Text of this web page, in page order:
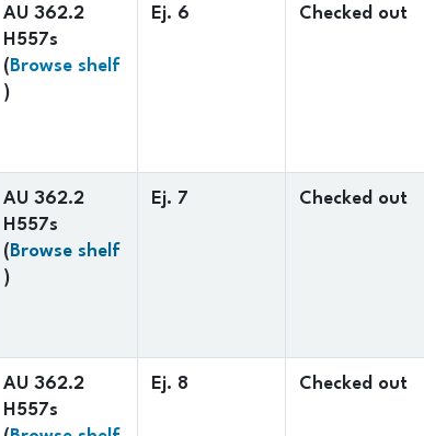
AU 362.2
H557s
( Browse shelf
(Opens below)
)
Ej. 6 Checked out
AU 362.2
H557s
( Browse shelf
(Opens below)
)
Ej. 7 Checked out
AU 362.2
H557s
Ej. 8 Checked out